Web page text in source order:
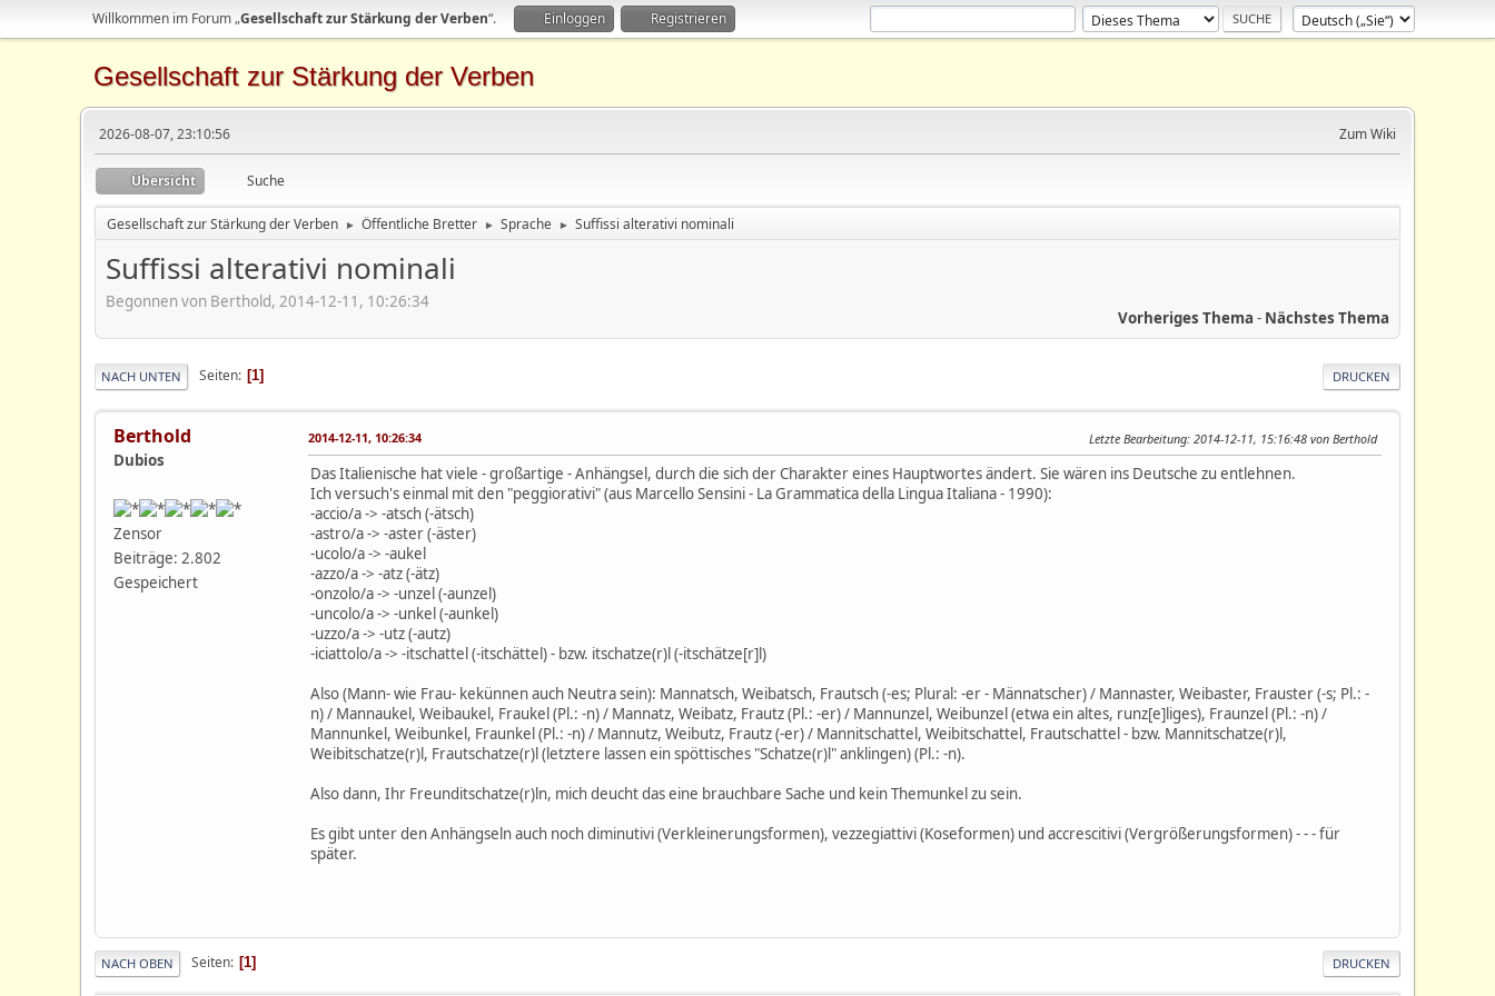
Willkommen im Forum „Gesellschaft zur Stärkung der Verben“. Einloggen Registrieren
Gesellschaft zur Stärkung der Verben
2026-08-07, 23:10:56 Zum Wiki
Übersicht Suche
Gesellschaft zur Stärkung der Verben ► Öffentliche Bretter ► Sprache ► Suffissi alterativi nominali
Suffissi alterativi nominali
Begonnen von Berthold, 2014-12-11, 10:26:34
Vorheriges Thema - Nächstes Thema
DRUCKEN
NACH UNTEN Seiten 1
Berthold
Dubios
Zensor
Beiträge: 2.802
Gespeichert
2014-12-11, 10:26:34 Letzte Bearbeitung: 2014-12-11, 15:16:48 von Berthold
Das Italienische hat viele - großartige - Anhängsel, durch die sich der Charakter eines Hauptwortes ändert. Sie wären ins Deutsche zu entlehnen.
Ich versuch's einmal mit den "peggiorativi" (aus Marcello Sensini - La Grammatica della Lingua Italiana - 1990):
-accio/a -> -atsch (-ätsch)
-astro/a -> -aster (-äster)
-ucolo/a -> -aukel
-azzo/a -> -atz (-ätz)
-onzolo/a -> -unzel (-aunzel)
-uncolo/a -> -unkel (-aunkel)
-uzzo/a -> -utz (-autz)
-iciattolo/a -> -itschattel (-itschättel) - bzw. itschatze(r)l (-itschätze[r]l)
Also (Mann- wie Frau- kekünnen auch Neutra sein): Mannatsch, Weibatsch, Frautsch (-es; Plural: -er - Männatscher) / Mannaster, Weibaster, Frauster (-s; Pl.: -
n) / Mannaukel, Weibaukel, Fraukel (Pl.: -n) / Mannatz, Weibatz, Frautz (Pl.: -er) / Mannunzel, Weibunzel (etwa ein altes, runz[e]liges), Fraunzel (Pl.: -n) /
Mannunkel, Weibunkel, Fraunkel (Pl.: -n) / Mannutz, Weibutz, Frautz (-er) / Mannitschattel, Weibitschattel, Frautschattel - bzw. Mannitschatze(r)l,
Weibitschatze(r)l, Frautschatze(r)l (letztere lassen ein spöttisches "Schatze(r)l" anklingen) (Pl.: -n).
Also dann, Ihr Freunditschatze(r)ln, mich deucht das eine brauchbare Sache und kein Themunkel zu sein.
Es gibt unter den Anhängseln auch noch diminutivi (Verkleinerungsformen), vezzegiattivi (Koseformen) und accrescitivi (Vergrößerungsformen) - - - für
später.
DRUCKEN
NACH OBEN Seiten 1